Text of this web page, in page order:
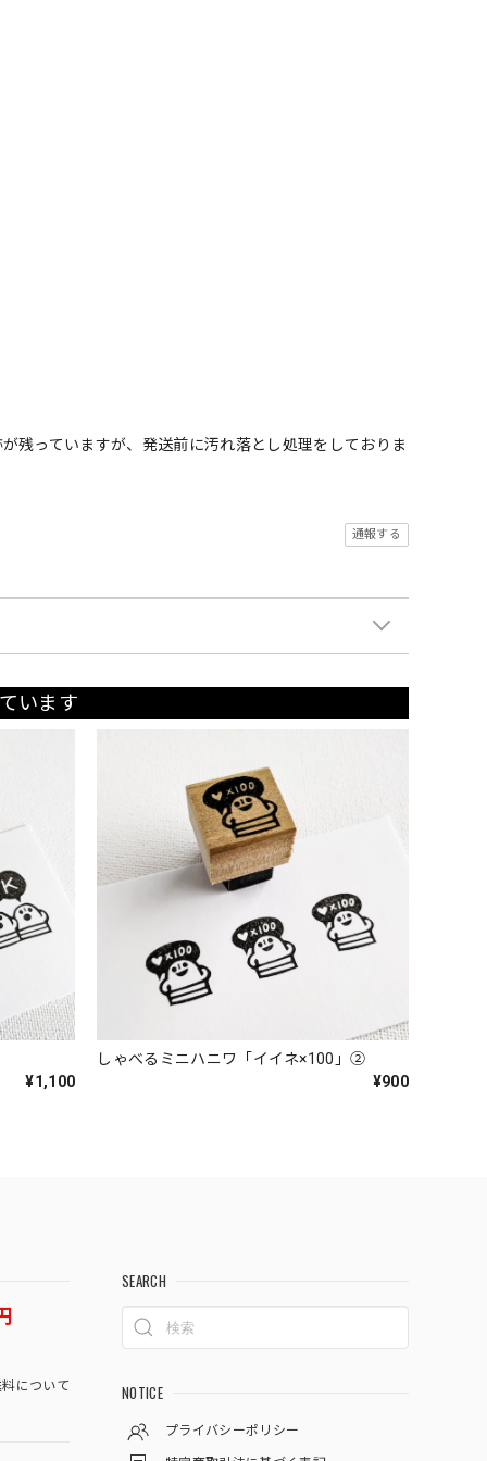
残っていますが、発送前に汚れ落とし処理をしておりま
通報する
います
¥1,100
しゃべるミニハニワ「イイネ×100」②
¥900
について
SEARCH
NOTICE
プライバシーポリシー